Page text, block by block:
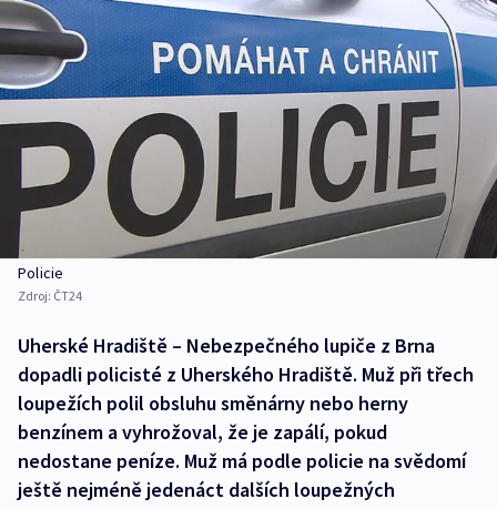
Policie
Zdroj: ČT24
Uherské Hradiště – Nebezpečného lupiče z Brna
dopadli policisté z Uherského Hradiště. Muž při třech
loupežích polil obsluhu směnárny nebo herny
benzínem a vyhrožoval, že je zapálí, pokud
nedostane peníze. Muž má podle policie na svědomí
ještě nejméně jedenáct dalších loupežných